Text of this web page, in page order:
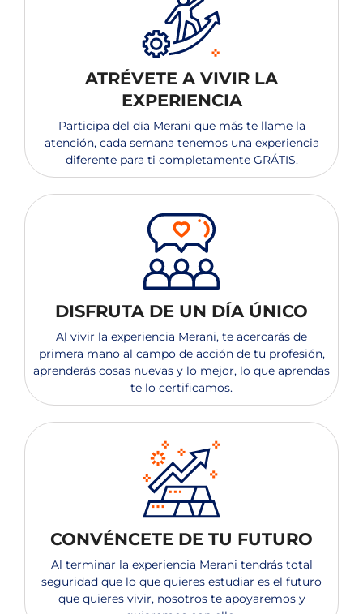
ATRÉVETE A VIVIR LA
EXPERIENCIA
Participa del día Merani que más te llame la
atención, cada semana tenemos una experiencia
diferente para ti completamente GRÁTIS​.
DISFRUTA DE UN DÍA ÚNICO
Al vivir la experiencia Merani, te acercarás de
primera mano al campo de acción de tu profesión,
aprenderás cosas nuevas y lo mejor, lo que aprendas
te lo certificamos.
CONVÉNCETE DE TU FUTURO
Al terminar la experiencia Merani tendrás total
seguridad que lo que quieres estudiar es el futuro
que quieres vivir, nosotros te apoyaremos y